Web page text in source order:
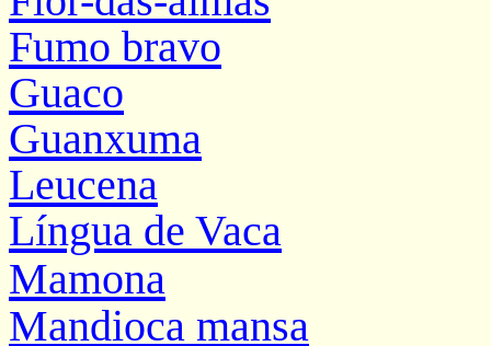
Fumo bravo
Guaco
Guanxuma
Leucena
Língua de Vaca
Mamona
Mandioca mansa